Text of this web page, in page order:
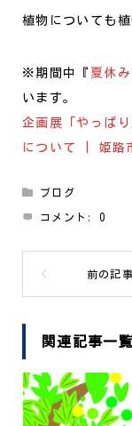
植物についても
※期間中『 夏休
います。
企画展「やっぱ
について | 姫
ブログ
コメント:0
関連記事一覧